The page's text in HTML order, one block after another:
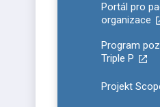
Portál pro
organizace
Program
Triple P
Projekt